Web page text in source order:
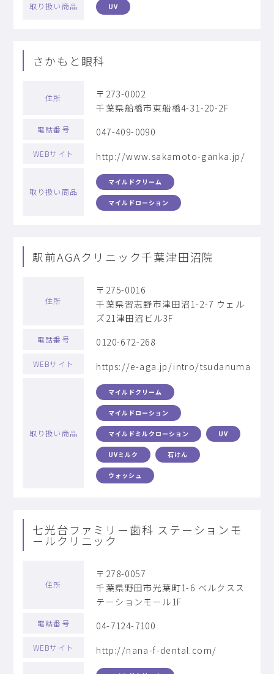
取り扱い商品 UV
さかもと眼科
住所
〒273-0002
千葉県船橋市東船橋4-31-20-2F
電話番号 047-409-0090
WEBサイト http://www.sakamoto-ganka.jp/
取り扱い商品
マイルドクリーム
マイルドローション
駅前AGAクリニック千葉津田沼院
住所
〒275-0016
千葉県習志野市津田沼1-2-7 ウェル
ズ21津田沼ビル3F
電話番号 0120-672-268
WEBサイト https://e-aga.jp/intro/tsudanuma
取り扱い商品
マイルドクリーム
マイルドローション
マイルドミルクローション UV
UVミルク 石けん
ウォッシュ
七光台ファミリー歯科 ステーションモ
ールクリニック
住所
〒278-0057
千葉県野田市光葉町1-6 ベルクスス
テーションモール1F
電話番号 04-7124-7100
WEBサイト http://nana-f-dental.com/